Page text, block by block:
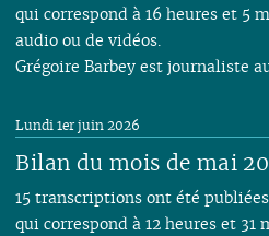
qui correspond à 16 heures et 5
audio ou de vidéos.
Grégoire Barbey est journaliste
Bilan du mois de mai
Lundi 1er juin 2026
15 transcriptions ont été
qui correspond à 12 heures et